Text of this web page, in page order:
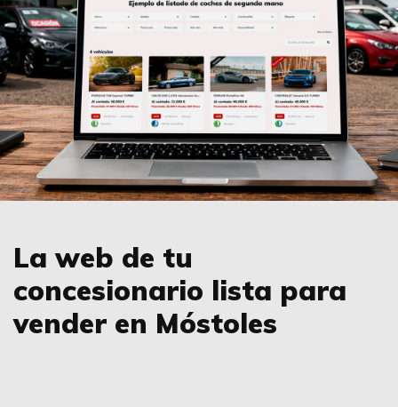
La web de tu
concesionario lista para
vender en Móstoles